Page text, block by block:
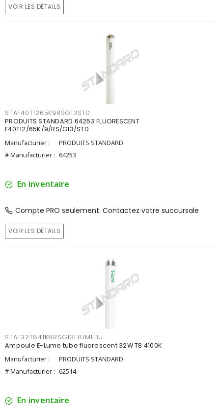
VOIR LES DÉTAILS
STAF40T1265K9RSG13STD
PRODUITS STANDARD 64253 FLUORESCENT
F40T12/65K/9/RS/G13/STD
Manufacturier :
PRODUITS STANDARD
# Manufacturier : 64253
En inventaire
Compte PRO seulement. Contactez votre succursale
VOIR LES DÉTAILS
STAF32T841K8RSG13ELUMEBU
Ampoule E-Lume tube fluorescent 32W T8 4100K
Manufacturier :
PRODUITS STANDARD
# Manufacturier : 62514
En inventaire